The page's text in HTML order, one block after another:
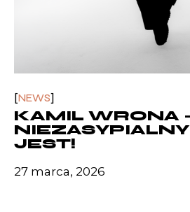
NEWS
KAMIL WRONA
JEST!
27 marca, 2026